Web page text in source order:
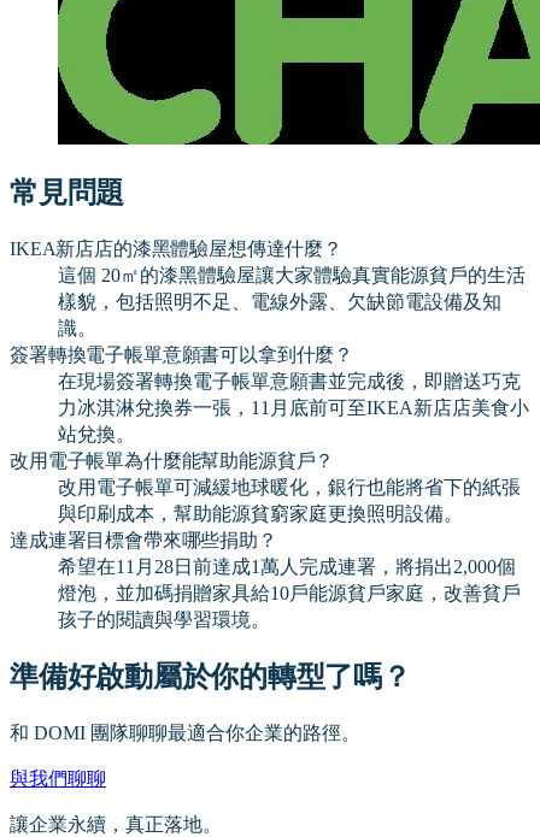
常見問題
IKEA新店店的漆黑體驗屋想傳達什麼？
這個 20㎡的漆黑體驗屋讓大家體驗真實能源貧戶的生活
樣貌，包括照明不足、電線外露、欠缺節電設備及知
識。
簽署轉換電子帳單意願書可以拿到什麼？
在現場簽署轉換電子帳單意願書並完成後，即贈送巧克
力冰淇淋兌換券一張，11月底前可至IKEA新店店美食小
站兌換。
改用電子帳單為什麼能幫助能源貧戶？
改用電子帳單可減緩地球暖化，銀行也能將省下的紙張
與印刷成本，幫助能源貧窮家庭更換照明設備。
達成連署目標會帶來哪些捐助？
希望在11月28日前達成1萬人完成連署，將捐出2,000個
燈泡，並加碼捐贈家具給10戶能源貧戶家庭，改善貧戶
孩子的閱讀與學習環境。
準備好啟動屬於你的轉型了嗎？
和 DOMI 團隊聊聊最適合你企業的路徑。
與我們聊聊
讓企業永續，真正落地。